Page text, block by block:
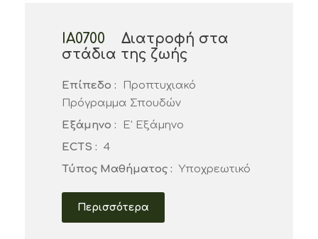
ΙΑ0700
Διατροφή στα
στάδια της ζωής
Επίπεδο :
Προπτυχιακό
Πρόγραμμα Σπουδών
Εξάμηνο :
Ε' Εξάμηνο
ECTS : 4
Τύπος Μαθήματος : Υποχρεωτικό
Περισσότερα